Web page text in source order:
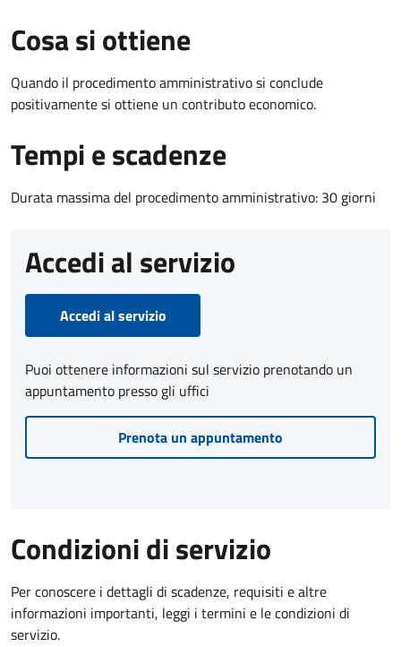
Cosa si ottiene
Quando il procedimento amministrativo si conclude
positivamente si ottiene un contributo economico.
Tempi e scadenze
Durata massima del procedimento amministrativo: 30 giorni
Accedi al servizio
Accedi al servizio
Puoi ottenere informazioni sul servizio prenotando un
appuntamento presso gli uffici
Prenota un appuntamento
Condizioni di servizio
Per conoscere i dettagli di scadenze, requisiti e altre
informazioni importanti, leggi i termini e le condizioni di
servizio.